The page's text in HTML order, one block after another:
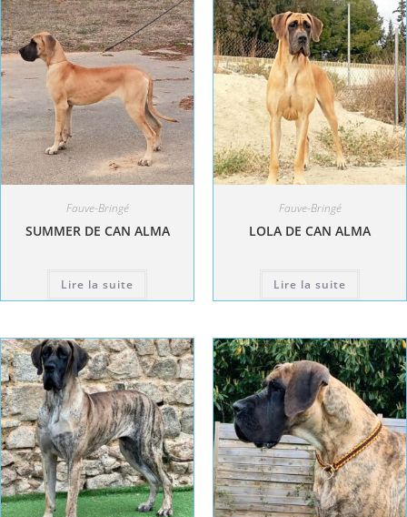
Fauve-Bringé
SUMMER DE CAN ALMA
Lire la suite
Fauve-Bringé
LOLA DE CAN ALMA
Lire la suite